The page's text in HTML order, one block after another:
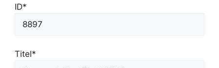
ID*
Titel*